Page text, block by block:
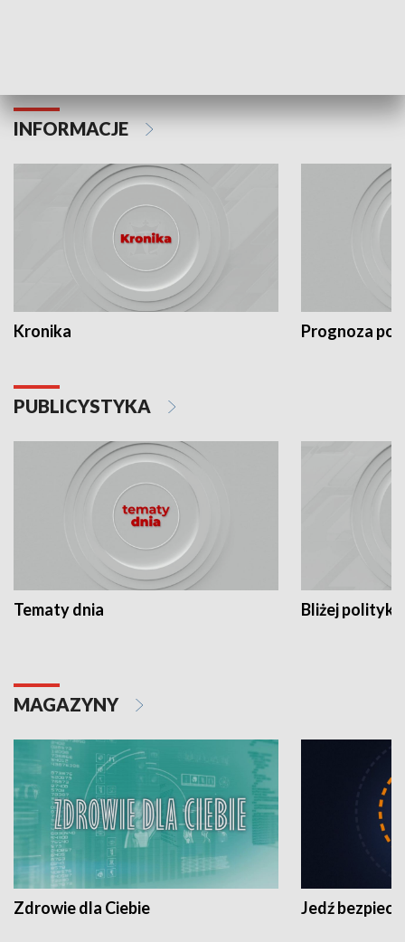
INFORMACJE
Kronika Prognoza
PUBLICYSTYKA
Tematy dnia Bliżej polityki
MAGAZYNY
Zdrowie dla Ciebie Jedź